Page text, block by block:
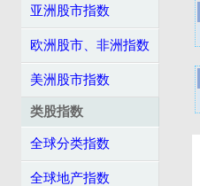
亚洲股市指数
欧洲股市、非洲指数
美洲股市指数
类股指数
全球分类指数
全球地产指数